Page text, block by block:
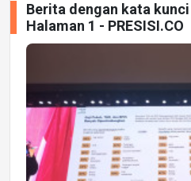
Berita dengan kata
Halaman 1 - PRESISI.CO